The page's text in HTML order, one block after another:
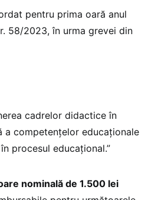
pentru prima oară anul
58/2023, în urma grevei din
cadrelor didactice în
competențelor educaționale
procesul educațional.”
nominală de 1.500 lei